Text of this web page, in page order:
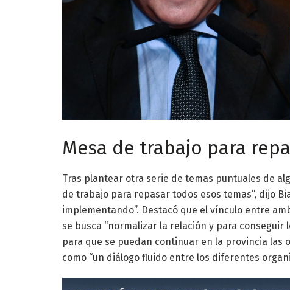
Mesa de trabajo para
Tras plantear otra serie de temas puntuales de
de trabajo para repasar todos esos temas”, dijo
implementando”. Destacó que el vínculo entre
se busca “normalizar la relación y para
para que se puedan continuar en la provincia las
como “un diálogo fluido entre los diferentes